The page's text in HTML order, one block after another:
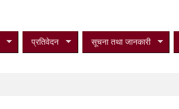
प्रतिवेदन सूचना तथा जानकारी